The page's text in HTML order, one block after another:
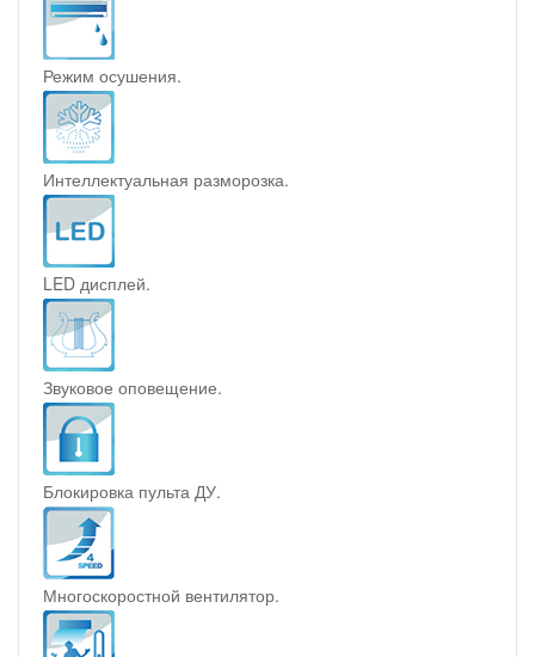
Режим осушения.
Интеллектуальная разморозка.
LED дисплей.
Звуковое оповещение.
Блокировка пульта ДУ.
Многоскоростной вентилятор.